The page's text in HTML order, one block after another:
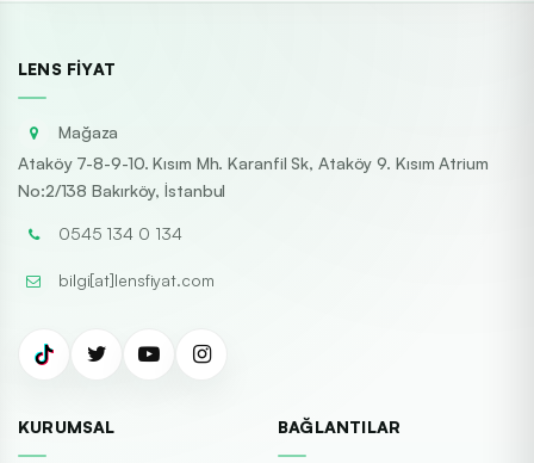
LENS FIYAT
Mağaza
Ataköy 7-8-9-10. Kısım Mh. Karanfil Sk, Ataköy 9. Kısım Atrium
No:2/138 Bakırköy, İstanbul
0545 134 0 134
bilgi[at]lensfiyat.com
KURUMSAL BAĞLANTILAR